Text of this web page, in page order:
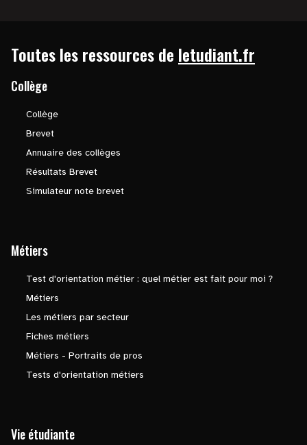
Toutes les ressources de letudiant.fr
Collège
Collège
Brevet
Annuaire des collèges
Résultats Brevet
Simulateur note brevet
Métiers
Test d'orientation métier : quel métier est fait pour moi ?
Métiers
Les métiers par secteur
Fiches métiers
Métiers - Portraits de pros
Tests d'orientation métiers
Vie étudiante